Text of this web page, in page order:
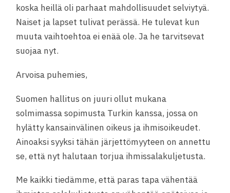
koska heillä oli parhaat mahdollisuudet selviytyä.
Naiset ja lapset tulivat perässä. He tulevat kun
muuta vaihtoehtoa ei enää ole. Ja he tarvitsevat
suojaa nyt.
Arvoisa puhemies,
Suomen hallitus on juuri ollut mukana
solmimassa sopimusta Turkin kanssa, jossa on
hylätty kansainvälinen oikeus ja ihmisoikeudet.
Ainoaksi syyksi tähän järjettömyyteen on annettu
se, että nyt halutaan torjua ihmissalakuljetusta.
Me kaikki tiedämme, että paras tapa vähentää